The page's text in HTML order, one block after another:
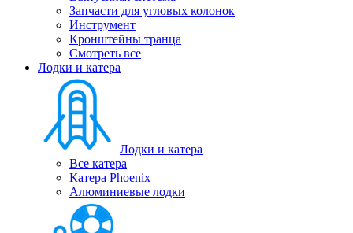
Запчасти для угловых колонок
Инструмент
Кронштейны транца
Смотреть все
Лодки и катера
Лодки и катера
Все катера
Катера Phoenix
Алюминиевые лодки